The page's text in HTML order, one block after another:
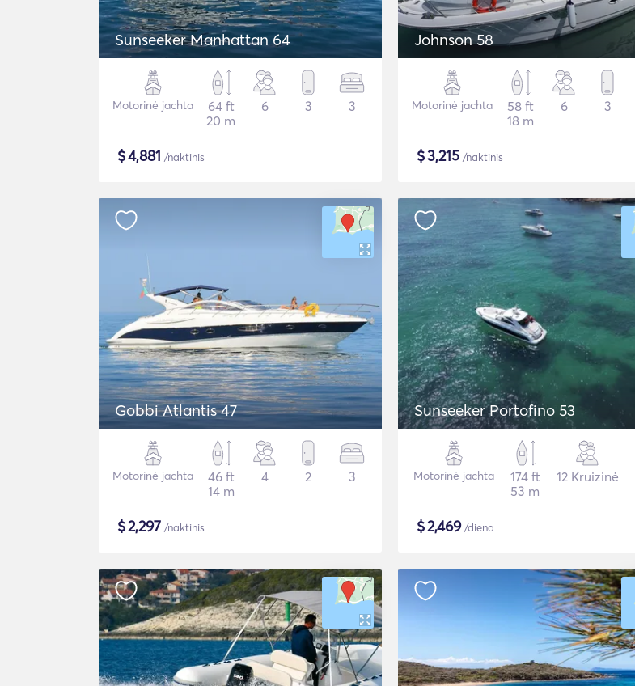
Sunseeker Manhattan 64
Motorinė jachta
64 ft
20 m
6 3 3
$4,881 /naktinis
Johnson 58
Motorinė jachta
58 ft
18 m
6 3
$3,215 /naktinis
Gobbi Atlantis 47
Motorinė jachta
46 ft
14 m
4 2 3
$2,297 /naktinis
Sunseeker Portofino 53
Motorinė jachta
174 ft
53 m
12 Kruizinė
$2,469/diena